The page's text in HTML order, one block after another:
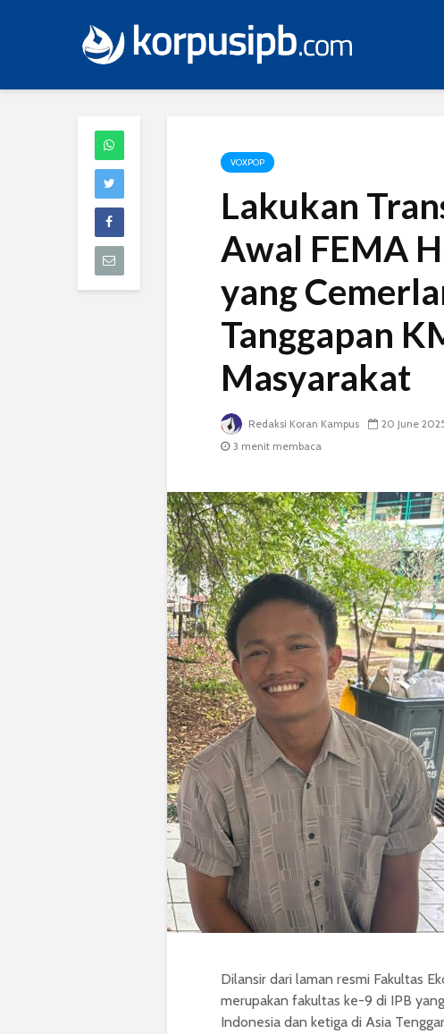
VOXPOP
Lakukan
Awal FEMA
yang
Tanggapan
Masyarakat
Redaksi Koran Kampus 20 June
3 menit membaca
Dilansir dari laman resmi Fakultas
merupakan fakultas ke-9 di IPB
Indonesia dan ketiga di Asia